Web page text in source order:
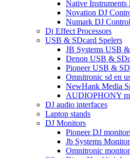
Native Instruments
Novation DJ
Numark DJ
Dj Effect Processors
USB & SDcard Spelers
JB Systems USB
Denon USB &
Pioneer USB &
Omnitronic sd en
NewHank Media
AUDIOPHONY
DJ audio interfaces
Laptop stands
DJ Monitors
Pioneer DJ
Jb Systems
Omnitronic